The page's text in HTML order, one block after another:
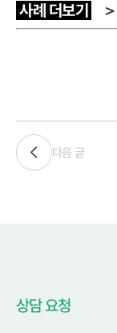
사례 더보기 ＞
다음 글
상담 요청